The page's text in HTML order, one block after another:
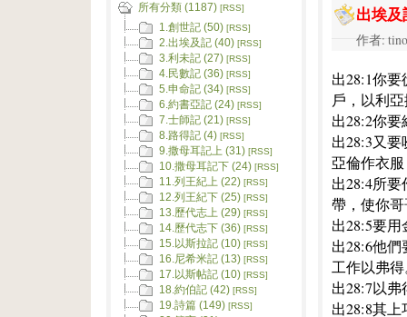
出埃
作者:
出28:1你
戶，以利
出28:2你
出28:3又
亞倫作衣
出28:4所
帶，使你
出28:5要
出28:6他
工作以弗
出28:7以
出28:8其
所有分類 (1187) [RSS]
1.創世記 (50) [RSS]
2.出埃及記 (40) [RSS]
3.利未記 (27) [RSS]
4.民數記 (36) [RSS]
5.申命記 (34) [RSS]
6.約書亞記 (24) [RSS]
7.士師記 (21) [RSS]
8.路得記 (4) [RSS]
9.撒母耳記上 (31) [RSS]
10.撒母耳記下 (24) [RSS]
11.列王紀上 (22) [RSS]
12.列王紀下 (25) [RSS]
13.歷代志上 (29) [RSS]
14.歷代志下 (36) [RSS]
15.以斯拉記 (10) [RSS]
16.尼希米記 (13) [RSS]
17.以斯帖記 (10) [RSS]
18.約伯記 (42) [RSS]
19.詩篇 (149) [RSS]